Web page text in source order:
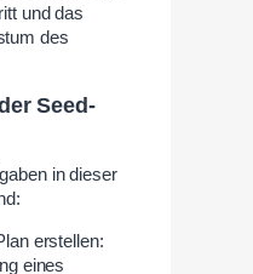
und das
des
Seed-
in dieser
erstellen:
eines